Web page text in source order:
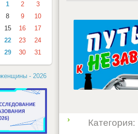
Категория:
1
2
3
8 9
10
15 16
17
22 23
24
29 30 31